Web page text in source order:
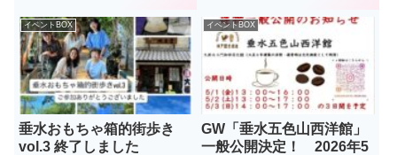
のYOKOのはじめてのコラボレー
ション。テーマは「フランスのお
庭」です。マリー・アントワネッ
トが愛した離宮「プティ・トリ...
イベントBOX
垂水おもちゃ箱的街歩き
vol.3 終了しました
イベントBOX
GW「垂水五色山西洋館」
一般公開決定！ 2026年5